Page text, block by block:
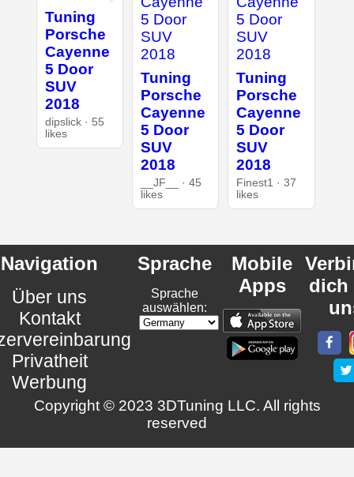
Tuning
Porsche
Cayenne
5 Door
SUV
2018
dipslick · 55
likes
Tuning
Porsche
Cayenne
5 Door
SUV
2018
__JF__ · 45
likes
Tuning
Porsche
Cayenne
5 Door
SUV
2018
Finest1 · 37
likes
Navigation
Über uns
Kontakt
Privatheit
Werbung
Sprache
Sprache
auswählen:
Mobile
Apps
dich
Copyright © 2023 3DTuning LLC. All rights
reserved